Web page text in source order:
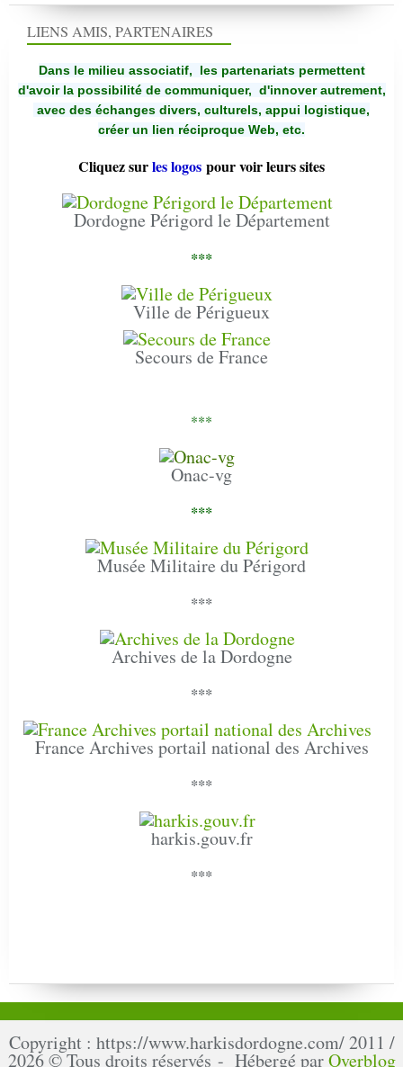
LIENS AMIS, PARTENAIRES
Dans le milieu associatif, les partenariats permettent
d'avoir la possibilité de communiquer, d'innover autrement,
avec des échanges divers, culturels, appui logistique,
créer un lien réciproque Web, etc.
Cliquez surles logos pour voir leurs sites
Dordogne Périgord le Département
***
Ville de Périgueux
Secours de France
***
Onac-vg
***
Musée Militaire du Périgord
***
Archives de la Dordogne
***
France Archives portail national des Archives
***
harkis.gouv.fr
***
Copyright : https://www.harkisdordogne.com/ 2011 /
2026 © Tous droits réservés - Hébergé parOverblog